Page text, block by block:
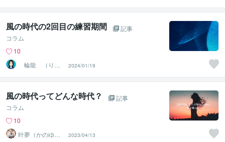
風の時代の2回目の練習期間
記事
コラム
10
輪龍 （りん
りゅう）
2024/01/19
風の時代ってどんな時代？
記事
コラム
10
叶夢（かのゆ
め）
2023/04/13